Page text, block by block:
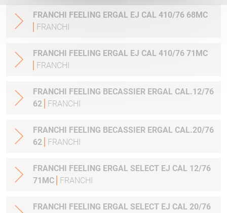
FRANCHI FEELING ERGAL EJ CAL 410/76 68MC
FRANCHI
FRANCHI FEELING ERGAL EJ CAL 410/76 71MC
FRANCHI
FRANCHI FEELING BECASSIER ERGAL CAL.12/76
62
FRANCHI
FRANCHI FEELING BECASSIER ERGAL CAL.20/76
62
FRANCHI
FRANCHI FEELING ERGAL SELECT EJ CAL 12/76
71MC
FRANCHI
FRANCHI FEELING ERGAL SELECT EJ CAL 20/76